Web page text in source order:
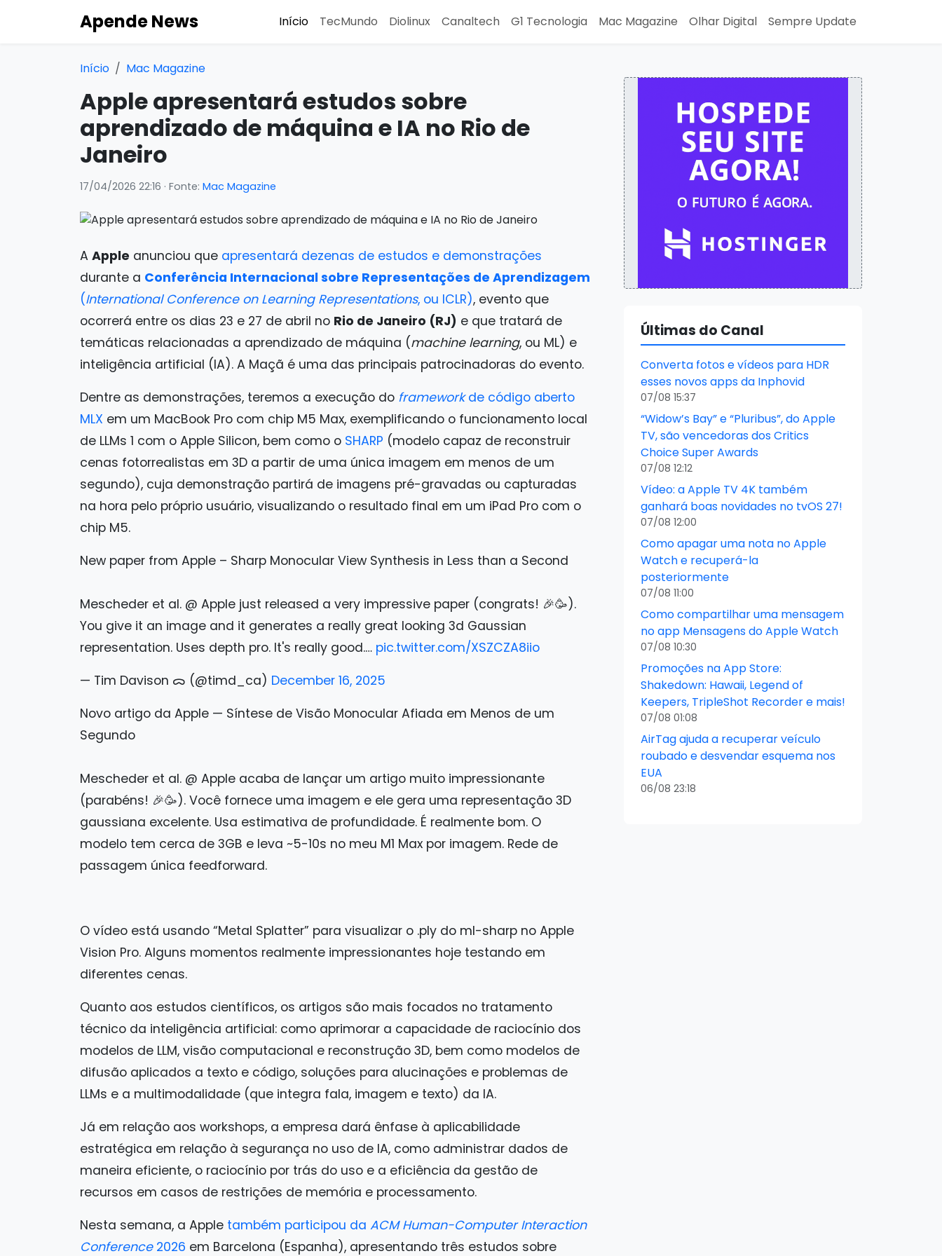
Apende News Início TecMundo Diolinux Canaltech G1 Tecnologia Mac Magazine Olhar Digital Sempre Update
Início Mac Magazine
Apple apresentará estudos sobre
aprendizado de máquina e IA no Rio de
Janeiro
17/04/2026 22:16 · Fonte: Mac Magazine
A Apple anunciou que apresentará dezenas de estudos e demonstrações
durante a Conferência Internacional sobre Representações de Aprendizagem
(International Conference on Learning Representations, ou ICLR), evento que
ocorrerá entre os dias 23 e 27 de abril no Rio de Janeiro (RJ) e que tratará de
temáticas relacionadas a aprendizado de máquina (machine learning, ou ML) e
inteligência artificial (IA). A Maçã é uma das principais patrocinadoras do evento.
Dentre as demonstrações, teremos a execução do frameworkde código aberto
MLX em um MacBook Pro com chip M5 Max, exemplificando o funcionamento local
de LLMs 1 com o Apple Silicon, bem como o SHARP (modelo capaz de reconstruir
cenas fotorrealistas em 3D a partir de uma única imagem em menos de um
segundo), cuja demonstração partirá de imagens pré-gravadas ou capturadas
na hora pelo próprio usuário, visualizando o resultado final em um iPad Pro com o
chip M5.
New paper from Apple – Sharp Monocular View Synthesis in Less than a Second
Mescheder et al. @ Apple just released a very impressive paper (congrats! 🎉🥳).
You give it an image and it generates a really great looking 3d Gaussian
representation. Uses depth pro. It's really good.… pic.twitter.com/XSZCZA8iio
— Tim Davison ᯅ (@timd_ca) December 16, 2025
Novo artigo da Apple — Síntese de Visão Monocular Afiada em Menos de um
Segundo
Mescheder et al. @ Apple acaba de lançar um artigo muito impressionante
(parabéns! 🎉🥳). Você fornece uma imagem e ele gera uma representação 3D
gaussiana excelente. Usa estimativa de profundidade. É realmente bom. O
modelo tem cerca de 3GB e leva ~5-10s no meu M1 Max por imagem. Rede de
passagem única feedforward.
O vídeo está usando “Metal Splatter” para visualizar o .ply do ml-sharp no Apple
Vision Pro. Alguns momentos realmente impressionantes hoje testando em
diferentes cenas.
Quanto aos estudos científicos, os artigos são mais focados no tratamento
técnico da inteligência artificial: como aprimorar a capacidade de raciocínio dos
modelos de LLM, visão computacional e reconstrução 3D, bem como modelos de
difusão aplicados a texto e código, soluções para alucinações e problemas de
LLMs e a multimodalidade (que integra fala, imagem e texto) da IA.
Já em relação aos workshops, a empresa dará ênfase à aplicabilidade
estratégica em relação à segurança no uso de IA, como administrar dados de
maneira eficiente, o raciocínio por trás do uso e a eficiência da gestão de
recursos em casos de restrições de memória e processamento.
Nesta semana, a Apple também participou da ACM Human-Computer Interaction
Conference2026 em Barcelona (Espanha), apresentando três estudos sobre
Últimas do Canal
Converta fotos e vídeos para HDR
esses novos apps da Inphovid
07/08 15:37
“Widow’s Bay” e “Pluribus”, do Apple
TV, são vencedoras dos Critics
Choice Super Awards
07/08 12:12
Vídeo: a Apple TV 4K também
ganhará boas novidades no tvOS 27!
07/08 12:00
Como apagar uma nota no Apple
Watch e recuperá-la
posteriormente
07/08 11:00
Como compartilhar uma mensagem
no app Mensagens do Apple Watch
07/08 10:30
Promoções na App Store:
Shakedown: Hawaii, Legend of
Keepers, TripleShot Recorder e mais!
07/08 01:08
AirTag ajuda a recuperar veículo
roubado e desvendar esquema nos
EUA
06/08 23:18